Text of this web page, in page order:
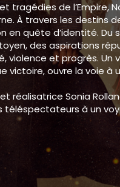
tragédies de l’Empire,
À travers les destins
en quête d’identité.
des aspirations
et progrès. Un
victoire, ouvre la voie à
réalisatrice Sonia
téléspectateurs à un